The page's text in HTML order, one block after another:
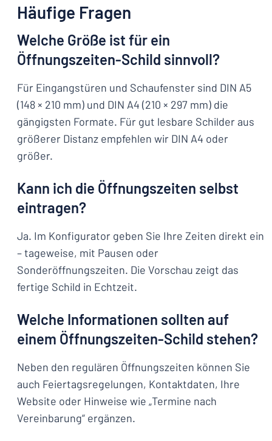
Häufige Fragen
Welche Größe ist für ein
Öffnungszeiten-Schild sinnvoll?
Für Eingangstüren und Schaufenster sind DIN A5
(148 × 210 mm) und DIN A4 (210 × 297 mm) die
gängigsten Formate. Für gut lesbare Schilder aus
größerer Distanz empfehlen wir DIN A4 oder
größer.
Kann ich die Öffnungszeiten selbst
eintragen?
Ja. Im Konfigurator geben Sie Ihre Zeiten direkt ein
– tageweise, mit Pausen oder
Sonderöffnungszeiten. Die Vorschau zeigt das
fertige Schild in Echtzeit.
Welche Informationen sollten auf
einem Öffnungszeiten-Schild stehen?
Neben den regulären Öffnungszeiten können Sie
auch Feiertagsregelungen, Kontaktdaten, Ihre
Website oder Hinweise wie „Termine nach
Vereinbarung“ ergänzen.